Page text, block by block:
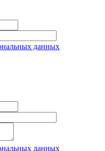
данных
данных